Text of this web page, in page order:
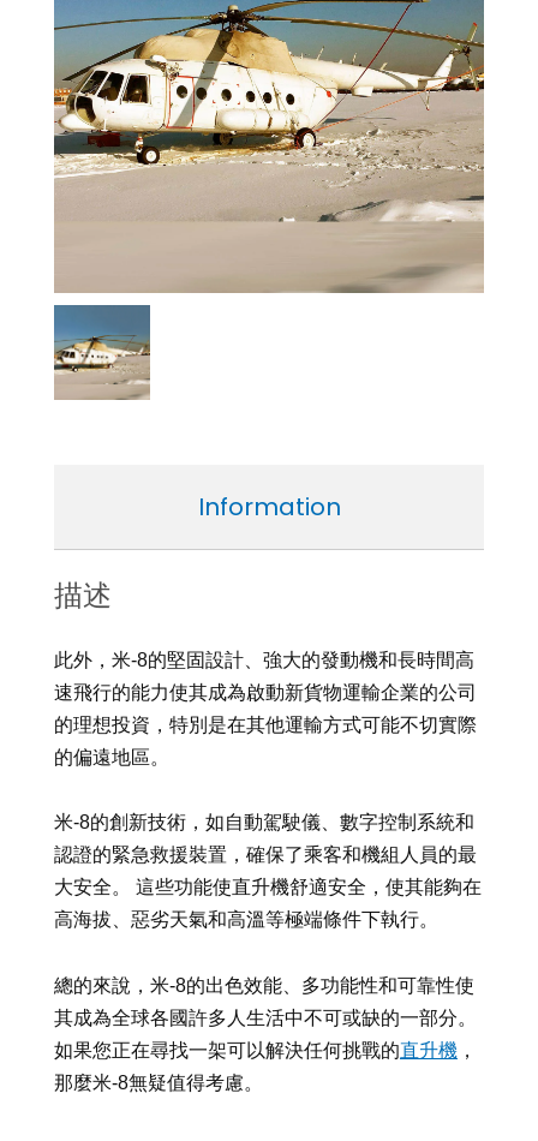
Information
描述
此外，米-8的堅固設計、強大的發動機和長時間高
速飛行的能力使其成為啟動新貨物運輸企業的公司
的理想投資，特別是在其他運輸方式可能不切實際
的偏遠地區。
米-8的創新技術，如自動駕駛儀、數字控制系統和
認證的緊急救援裝置，確保了乘客和機組人員的最
大安全。 這些功能使直升機舒適安全，使其能夠在
高海拔、惡劣天氣和高溫等極端條件下執行。
總的來說，米-8的出色效能、多功能性和可靠性使
其成為全球各國許多人生活中不可或缺的一部分。
如果您正在尋找一架可以解決任何挑戰的直升機 ，
那麼米-8無疑值得考慮。